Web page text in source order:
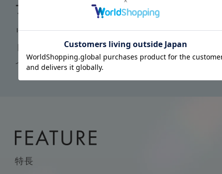
プログラム
リズミカルな刺激で心地よく身体を整えます。
トレーニング・プログラムの前後やリラックスタ
イムに最適です。
特長